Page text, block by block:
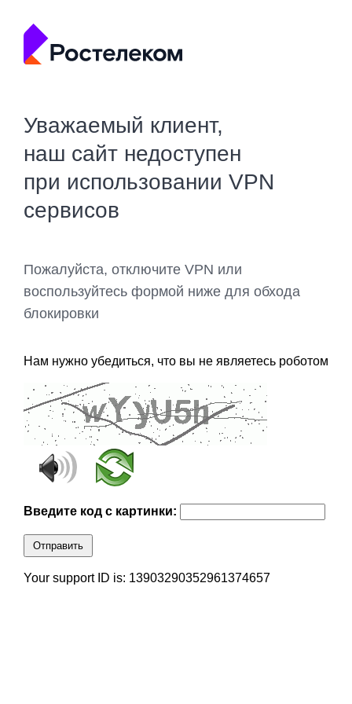
Уважаемый клиент,
наш сайт недоступен
при использовании VPN
сервисов
Пожалуйста, отключите VPN или
воспользуйтесь формой ниже для обхода
блокировки
Нам нужно убедиться, что вы не являетесь роботом
Введите код с картинки:
Отправить
Your support ID is: 13903290352961374657